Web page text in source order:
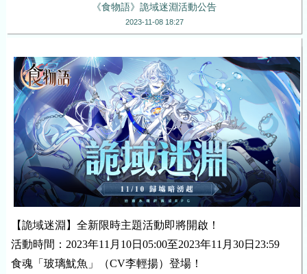
《食物語》詭域迷淵活動公告
2023-11-08 18:27
【詭域迷淵】全新限時主題活動即將開啟！
活動時間：2023年11月10日05:00至2023年11月30日23:59
食魂「玻璃魷魚」（CV李輕揚）登場！